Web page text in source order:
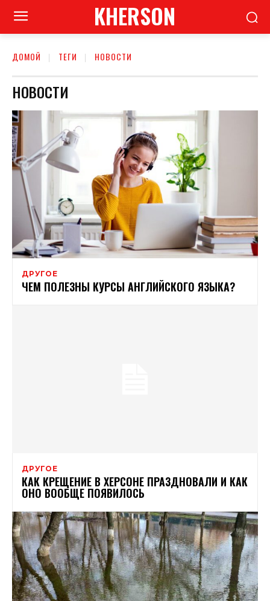
KHERSON
ДОМОЙ ТЕГИ НОВОСТИ
НОВОСТИ
ДРУГОЕ
ЧЕМ ПОЛЕЗНЫ КУРСЫ АНГЛИЙСКОГО ЯЗЫКА?
ДРУГОЕ
КАК КРЕЩЕНИЕ В ХЕРСОНЕ ПРАЗДНОВАЛИ И КАК
ОНО ВООБЩЕ ПОЯВИЛОСЬ